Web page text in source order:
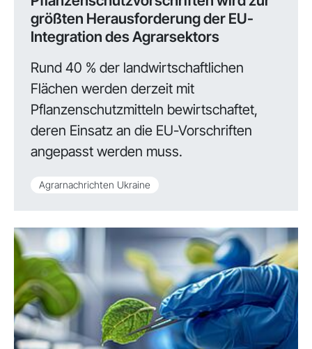
größten Herausforderung der EU-
Integration des Agrarsektors
Rund 40 % der landwirtschaftlichen
Flächen werden derzeit mit
Pflanzenschutzmitteln bewirtschaftet,
deren Einsatz an die EU-Vorschriften
angepasst werden muss.
Agrarnachrichten Ukraine